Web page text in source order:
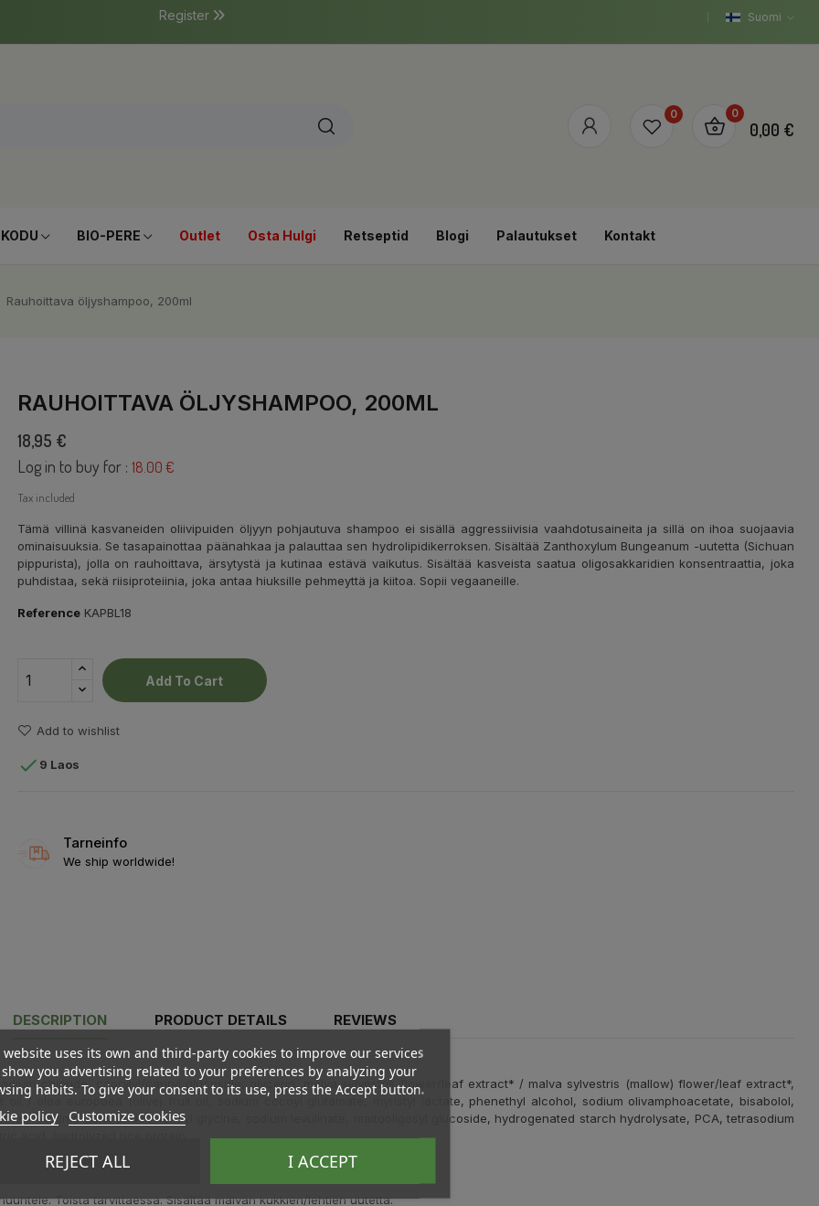
Suomi
Register
0 0
0,00 €
BIO-PERE Outlet Osta Hulgi Retseptid Blogi Palautukset Kontakt
Rauhoittava öljyshampoo, 200ml
RAUHOITTAVA ÖLJYSHAMPOO, 200ML
18,95 €
Log in to buy for : 18.00 €
Tax included
Tämä villinä kasvaneiden oliivipuiden öljyyn pohjautuva shampoo ei sisällä aggressiivisia vaahdotusaineita ja sillä on ihoa suojaavia
ominaisuuksia. Se tasapainottaa päänahkaa ja palauttaa sen hydrolipidikerroksen. Sisältää Zanthoxylum Bungeanum -uutetta (Sichuan
pippurista), jolla on rauhoittava, ärsytystä ja kutinaa estävä vaikutus. Sisältää kasveista saatua oligosakkaridien konsentraattia, joka
puhdistaa, sekä riisiproteiinia, joka antaa hiuksille pehmeyttä ja kiitoa. Sopii vegaaneille.
Reference KAPBL18
Add To Cart
Add to wishlist
 9 Laos
Tarneinfo
We ship worldwide!
DESCRIPTION PRODUCT DETAILS REVIEWS
chioride, caprylyl/capryl glucoside, glycerin, malva sylvestris flower/leaf extract* / malva sylvestris (mallow) flower/leaf extract*,
/ olea europaea (olive) fruit oil, sodium cocoyl glutamate, myristyl lactate, phenethyl alcohol, sodium olivamphoacetate, bisabolol,
levullnic acid, undecylenoyl glycine, sodium levulinate, maltooligosyl glucoside, hydrogenated starch hydrolysate, PCA, tetrasodium
acid, hydrolyzed rice protein.
Toista tarvittaessa. Sisältää malvan kukkien/lehtien uutetta.
website uses its own and third-party cookies to improve our services
you advertising related to your preferences by analyzing your
habits. To give your consent to its use, press the Accept button.
policy Customize cookies
REJECT ALL I ACCEPT